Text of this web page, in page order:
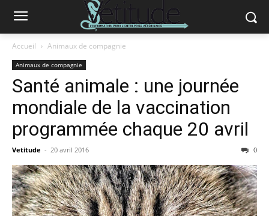
Accueil Animaux de compagnie
Animaux de compagnie
Santé animale : une journée
mondiale de la vaccination
programmée chaque 20 avril
Vetitude - 20 avril 2016 0